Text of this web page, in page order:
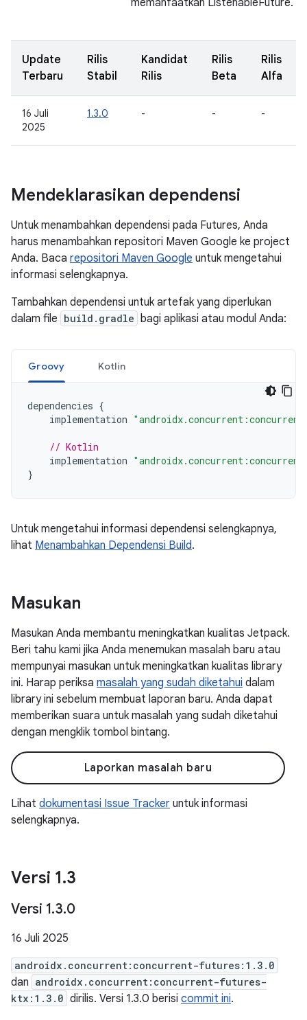
memanfaatkan ListenableFuture.
Update
Terbaru
Rilis
Stabil
Kandidat
Rilis
Rilis
Beta
Rilis
Alfa
16 Juli
2025
1.3.0 - - -
Mendeklarasikan dependensi
Untuk menambahkan dependensi pada Futures, Anda
harus menambahkan repositori Maven Google ke project
Anda. Baca repositori Maven Google untuk mengetahui
informasi selengkapnya.
Tambahkan dependensi untuk artefak yang diperlukan
dalam file build.gradle bagi aplikasi atau modul Anda:
Groovy Kotlin
dependencies {
implementation
// Kotlin
implementation
}
Untuk mengetahui informasi dependensi selengkapnya,
lihat Menambahkan Dependensi Build.
Masukan
Masukan Anda membantu meningkatkan kualitas Jetpack.
Beri tahu kami jika Anda menemukan masalah baru atau
mempunyai masukan untuk meningkatkan kualitas library
ini. Harap periksa masalah yang sudah diketahui dalam
library ini sebelum membuat laporan baru. Anda dapat
memberikan suara untuk masalah yang sudah diketahui
dengan mengklik tombol bintang.
Laporkan masalah baru
Lihat dokumentasi Issue Tracker untuk informasi
selengkapnya.
Versi 1.3
Versi 1.3.0
16 Juli 2025
androidx.concurrent:concurrent-futures:1.3.0
dan androidx.concurrent:concurrent-futures-
ktx:1.3.0 dirilis. Versi 1.3.0 berisi commit ini.